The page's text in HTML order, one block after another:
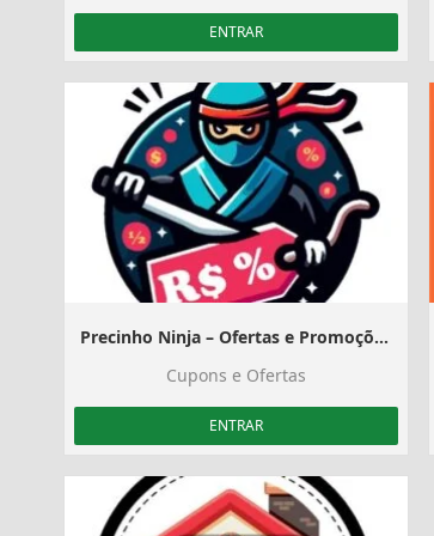
ENTRAR
Precinho Ninja – Ofertas e Promoções 10
Cupons e Ofertas
ENTRAR